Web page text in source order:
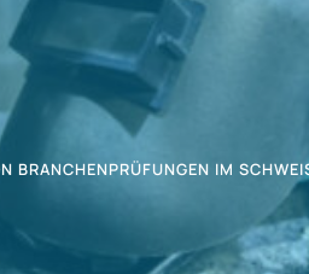
BRANCHENPRÜFUNGEN IM